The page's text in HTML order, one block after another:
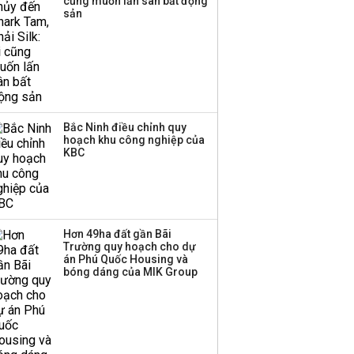
kiệm gia đình thành
sản
Bắc Ninh điều chỉnh quy
hoạch khu công nghiệp của
KBC
Hơn 49ha đất gần Bãi
Trường quy hoạch cho dự
án Phú Quốc Housing và
bóng dáng của MIK Group